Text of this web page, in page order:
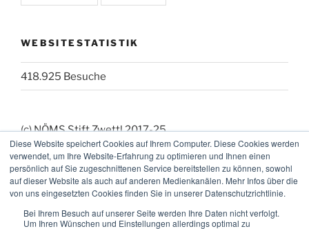
Diese Website speichert Cookies auf Ihrem Computer. Diese Cookies werden
verwendet, um Ihre Website-Erfahrung zu optimieren und Ihnen einen
persönlich auf Sie zugeschnittenen Service bereitstellen zu können, sowohl
auf dieser Website als auch auf anderen Medienkanälen. Mehr Infos über die
von uns eingesetzten Cookies finden Sie in unserer Datenschutzrichtlinie.
Bei Ihrem Besuch auf unserer Seite werden Ihre Daten nicht verfolgt.
Um Ihren Wünschen und Einstellungen allerdings optimal zu
WEBSITESTATISTIK
418.925 Besuche
(c) NÖMS Stift Zwettl 2017-25
(_:_) Webmaster: KK